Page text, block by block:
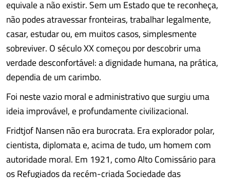
equivale a não existir. Sem um Estado que te reconheça,
não podes atravessar fronteiras, trabalhar legalmente,
casar, estudar ou, em muitos casos, simplesmente
sobreviver. O século XX começou por descobrir uma
verdade desconfortável: a dignidade humana, na prática,
dependia de um carimbo.
Foi neste vazio moral e administrativo que surgiu uma
ideia improvável, e profundamente civilizacional.
Fridtjof Nansen não era burocrata. Era explorador polar,
cientista, diplomata e, acima de tudo, um homem com
autoridade moral. Em 1921, como Alto Comissário para
os Refugiados da recém-criada Sociedade das